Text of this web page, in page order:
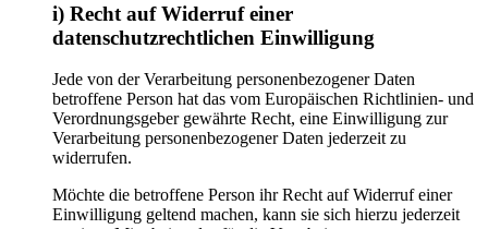
i) Recht auf Widerruf einer
datenschutzrechtlichen Einwilligung
Jede von der Verarbeitung personenbezogener Daten
betroffene Person hat das vom Europäischen Richtlinien- und
Verordnungsgeber gewährte Recht, eine Einwilligung zur
Verarbeitung personenbezogener Daten jederzeit zu
widerrufen.
Möchte die betroffene Person ihr Recht auf Widerruf einer
Einwilligung geltend machen, kann sie sich hierzu jederzeit